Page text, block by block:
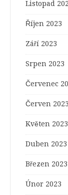
Listopad
Říjen 2023
Září 2023
Srpen 2023
Červenec
Červen 2023
Květen 2023
Duben 2023
Březen 2023
Únor 2023